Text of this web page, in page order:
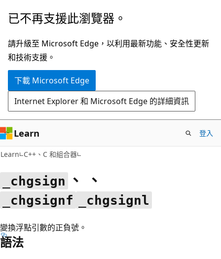
跳
主
要
內
已不再支援此瀏覽器。
請升級至 Microsoft Edge，以利用最新功能、安全性更新
和技術支援。
下載 Microsoft Edge
Internet Explorer 和 Microsoft Edge 的詳細資訊
Learn 登入
Learn C++、C 和組合器
_chgsign 、 、
_chgsignf _chgsignl
變換浮點引數的正負號。
語法